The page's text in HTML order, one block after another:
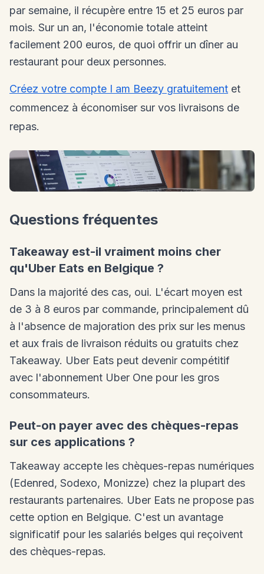
par semaine, il récupère entre 15 et 25 euros par
mois. Sur un an, l'économie totale atteint
facilement 200 euros, de quoi offrir un dîner au
restaurant pour deux personnes.
Créez votre compte I am Beezy gratuitement et
commencez à économiser sur vos livraisons de
repas.
Questions fréquentes
Takeaway est-il vraiment moins cher
qu'Uber Eats en Belgique ?
Dans la majorité des cas, oui. L'écart moyen est
de 3 à 8 euros par commande, principalement dû
à l'absence de majoration des prix sur les menus
et aux frais de livraison réduits ou gratuits chez
Takeaway. Uber Eats peut devenir compétitif
avec l'abonnement Uber One pour les gros
consommateurs.
Peut-on payer avec des chèques-repas
sur ces applications ?
Takeaway accepte les chèques-repas numériques
(Edenred, Sodexo, Monizze) chez la plupart des
restaurants partenaires. Uber Eats ne propose pas
cette option en Belgique. C'est un avantage
significatif pour les salariés belges qui reçoivent
des chèques-repas.